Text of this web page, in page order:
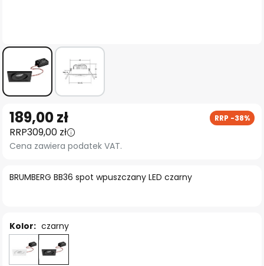
na
początek
galerii
BRUMBERG BB36 spot wpuszczany LED czarny
189,00 zł RRP -38%
RRP309,00 zł
Cena zawiera podatek VAT.
Kolor: czarny